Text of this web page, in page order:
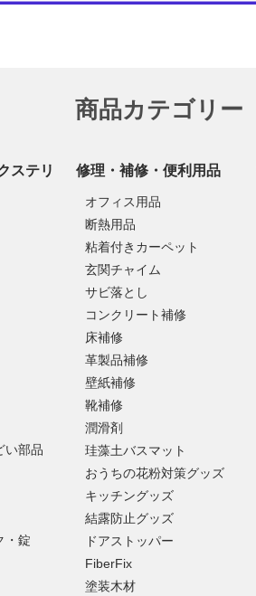
商品カテゴリー
ステリ
い部品
・錠
修理・補修・便利用品
オフィス用品
断熱用品
粘着付きカーペット
玄関チャイム
サビ落とし
コンクリート補修
床補修
革製品補修
壁紙補修
靴補修
潤滑剤
珪藻土バスマット
おうちの花粉対策グッズ
キッチングッズ
結露防止グッズ
ドアストッパー
FiberFix
塗装木材